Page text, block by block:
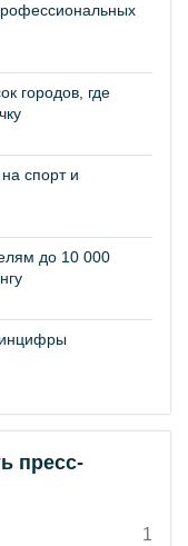
городов, где
спорт и
до 10 000
пресс-
1